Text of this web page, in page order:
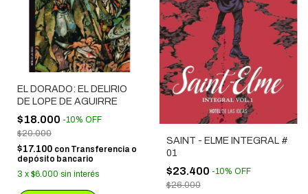
EL DORADO: EL DELIRIO
DE LOPE DE AGUIRRE
$18.000 -10% OFF
$20.000
$17.100 con Transferencia o
depósito bancario
3 x $6.000 sin interés
SAINT - ELME INTEGRAL #
01
$23.400 -10% OFF
$26.000